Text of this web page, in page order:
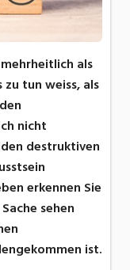
als
tun weiss, als
nicht
destruktiven
erkennen Sie
sehen
ist.